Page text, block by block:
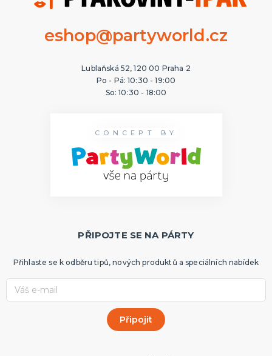
eshop@partyworld.cz
Lublaňská 52, 120 00 Praha 2
Po - Pá: 10:30 - 19:00
So: 10:30 - 18:00
CONCEPT BY
PŘIPOJTE SE NA PÁRTY
Přihlaste se k odběru tipů, nových produktů a speciálních nabídek